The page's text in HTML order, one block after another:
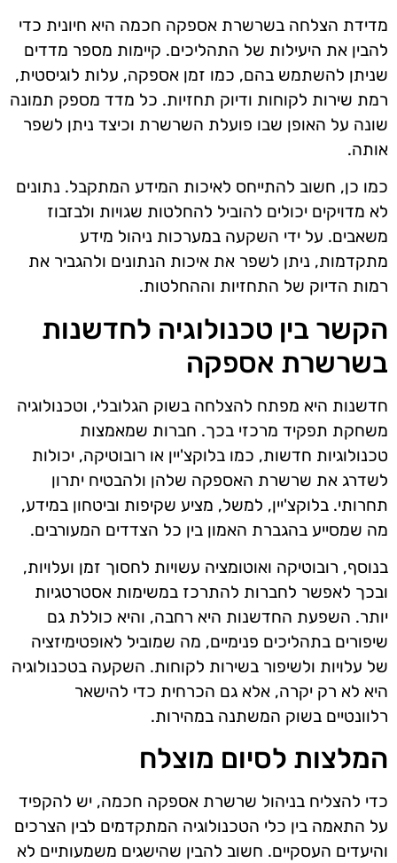
מדידת הצלחה בשרשרת אספקה חכמה היא חיונית כדי
להבין את היעילות של התהליכים. קיימות מספר מדדים
שניתן להשתמש בהם, כמו זמן אספקה, עלות לוגיסטית,
רמת שירות לקוחות ודיוק תחזיות. כל מדד מספק תמונה
שונה על האופן שבו פועלת השרשרת וכיצד ניתן לשפר
אותה.
כמו כן, חשוב להתייחס לאיכות המידע המתקבל. נתונים
לא מדויקים יכולים להוביל להחלטות שגויות ולבזבוז
משאבים. על ידי השקעה במערכות ניהול מידע
מתקדמות, ניתן לשפר את איכות הנתונים ולהגביר את
רמות הדיוק של התחזיות וההחלטות.
הקשר בין טכנולוגיה לחדשנות
בשרשרת אספקה
חדשנות היא מפתח להצלחה בשוק הגלובלי, וטכנולוגיה
משחקת תפקיד מרכזי בכך. חברות שמאמצות
טכנולוגיות חדשות, כמו בלוקצ'יין או רובוטיקה, יכולות
לשדרג את שרשרת האספקה שלהן ולהבטיח יתרון
תחרותי. בלוקצ'יין, למשל, מציע שקיפות וביטחון במידע,
מה שמסייע בהגברת האמון בין כל הצדדים המעורבים.
בנוסף, רובוטיקה ואוטומציה עשויות לחסוך זמן ועלויות,
ובכך לאפשר לחברות להתרכז במשימות אסטרטגיות
יותר. השפעת החדשנות היא רחבה, והיא כוללת גם
שיפורים בתהליכים פנימיים, מה שמוביל לאופטימיזציה
של עלויות ולשיפור בשירות לקוחות. השקעה בטכנולוגיה
היא לא רק יקרה, אלא גם הכרחית כדי להישאר
רלוונטיים בשוק המשתנה במהירות.
המלצות לסיום מוצלח
כדי להצליח בניהול שרשרת אספקה חכמה, יש להקפיד
על התאמה בין כלי הטכנולוגיה המתקדמים לבין הצרכים
והיעדים העסקיים. חשוב להבין שהישגים משמעותיים לא